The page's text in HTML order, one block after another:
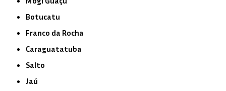
Botucatu
Franco da Rocha
Caraguatatuba
Salto
Jaú